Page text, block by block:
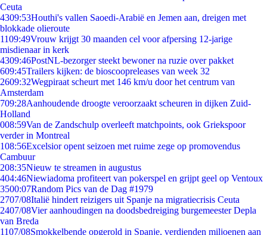
Ceuta
4309:53Houthi's vallen Saoedi-Arabië en Jemen aan, dreigen met
blokkade olieroute
1109:49Vrouw krijgt 30 maanden cel voor afpersing 12-jarige
misdienaar in kerk
4309:46PostNL-bezorger steekt bewoner na ruzie over pakket
609:45Trailers kijken: de bioscoopreleases van week 32
2609:32Wegpiraat scheurt met 146 km/u door het centrum van
Amsterdam
709:28Aanhoudende droogte veroorzaakt scheuren in dijken Zuid-
Holland
008:59Van de Zandschulp overleeft matchpoints, ook Griekspoor
verder in Montreal
108:56Excelsior opent seizoen met ruime zege op promovendus
Cambuur
208:35Nieuw te streamen in augustus
404:46Niewiadoma profiteert van pokerspel en grijpt geel op Ventoux
3500:07Random Pics van de Dag #1979
2707/08Italië hindert reizigers uit Spanje na migratiecrisis Ceuta
2407/08Vier aanhoudingen na doodsbedreiging burgemeester Depla
van Breda
1107/08Smokkelbende opgerold in Spanje, verdienden miljoenen aan